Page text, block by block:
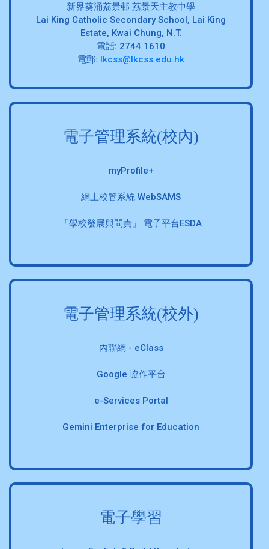
新界葵涌荔景邨 荔景天主教中學
Lai King Catholic Secondary School, Lai King
Estate, Kwai Chung, N.T.
電話: 2744 1610
電郵: lkcss@lkcss.edu.hk
電子管理系統(校內)
myProfile+
網上校管系統 WebSAMS
「學校發展與問責」 電子平台ESDA
電子管理系統(校外)
內聯網 - eClass
Google 協作平台
e-Services Portal
Gemini Enterprise for Education
電子學習